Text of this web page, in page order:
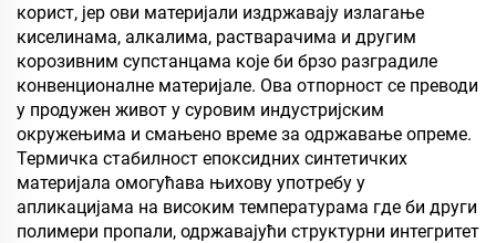
корист, јер ови материјали издржавају излагање
киселинама, алкалима, растварачима и другим
корозивним супстанцама које би брзо разградиле
конвенционалне материјале. Ова отпорност се преводи
у продужен живот у суровим индустријским
окружењима и смањено време за одржавање опреме.
Термичка стабилност епоксидних синтетичких
материјала омогућава њихову употребу у
апликацијама на високим температурама где би други
полимери пропали, одржавајући структурни интегритет